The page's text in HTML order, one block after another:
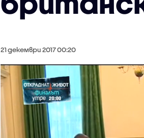
21 декември 2017 00:20